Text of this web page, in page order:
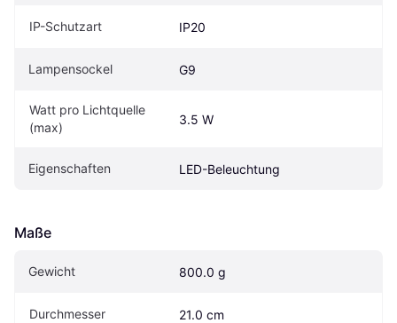
IP-Schutzart IP20
Lampensockel G9
Watt pro Lichtquelle
(max)
3.5 W
Eigenschaften LED-Beleuchtung
Maße
Gewicht 800.0 g
Durchmesser 21.0 cm